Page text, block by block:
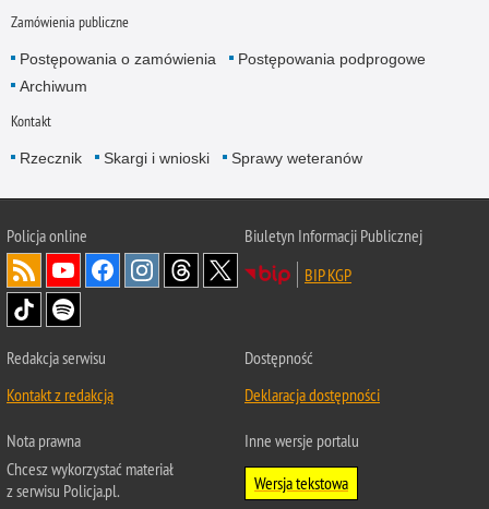
Zamówienia publiczne
Postępowania o zamówienia
Postępowania podprogowe
Archiwum
Kontakt
Rzecznik Skargi i wnioski Sprawy weteranów
Policjaonline
Biuletyn Informacji Publicznej
BIP KGP
Redakcja serwisu
Kontakt z redakcją
Dostępność
Deklaracja dostępności
Nota prawna
Chcesz wykorzystać materiał
z serwisu Policja.pl.
Inne wersje portalu
Wersja tekstowa